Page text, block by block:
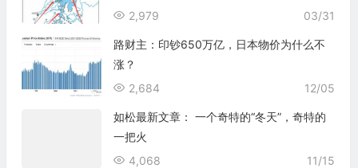
03/31
2,979
路财主：印钞650万亿，日本物价为什么不
涨？
12/05
2,684
如松最新文章： 一个奇特的“冬天”，奇特的
一把火
11/15
4,068